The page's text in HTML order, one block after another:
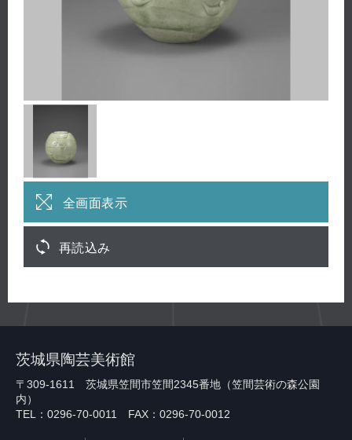
全画面表示
再読込み
茨城県陶芸美術館
〒309-1611 茨城県笠間市笠間2345番地（笠間芸術の森公園
内）
TEL：0296-70-0011 FAX：0296-70-0012